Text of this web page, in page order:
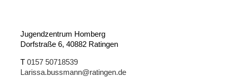
Jugendzentrum Homberg
Dorfstraße 6, 40882 Ratingen
T 0157 50718539
Larissa.bussmann@ratingen.de